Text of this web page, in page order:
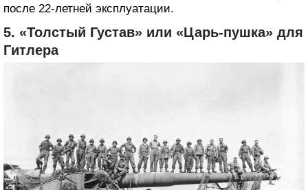
после 22-летней эксплуатации.
5. «Толстый Густав» или «Царь-пушка» для
Гитлера